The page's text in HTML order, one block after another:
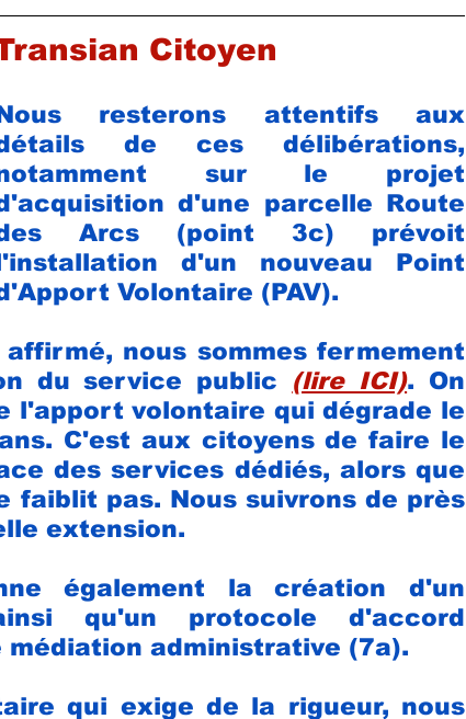
Citoyen
resterons attentifs aux
de ces délibérations,
sur le projet
d'une parcelle Route
Arcs (point 3c) prévoit
d'un nouveau Point
Volontaire (PAV).
nous sommes fermement
du service public (lire ICI). On
l'apport volontaire qui dégrade le
C'est aux citoyens de faire le
des services dédiés, alors que
faiblit pas. Nous suivrons de près
extension.
également la création d'un
qu'un protocole d'accord
administrative (7a).
qui exige de la rigueur, nous